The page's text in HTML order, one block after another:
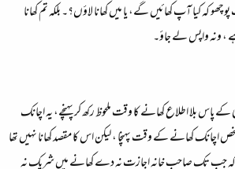
کہ کیا آپ کھائیں گے، یا میں کھانا لاؤں؟۔ بلکہ تم کھانا
، ونہ واپس لے جاؤ۔
پاس بلا اطلاع کھانے کا وقت ملحوظ رکھ کر پہنچے، یہ اچانک
کھانے کے وقت پہنچا ، لیکن اس کا مقصد کھانا نہیں تھا
جب تک صاحب خانہ اجازت نہ دے کھانے میں شریک نہ